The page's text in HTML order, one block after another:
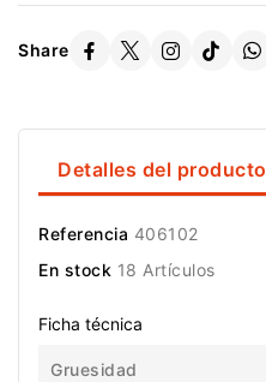
Share
Detalles del producto
Referencia 406102
En stock 18 Artículos
Ficha técnica
Gruesidad